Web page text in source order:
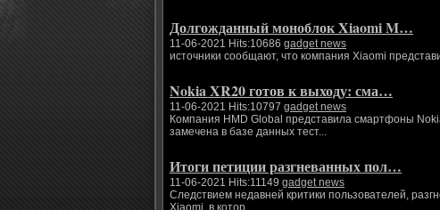
Долгожданный моноблок Xiaomi M…
11-06-2021 Hits:10686 gadget news
источники сообщают, что компания Xiaomi
Nokia XR20 готов к выходу: сма…
11-06-2021 Hits:10797 gadget news
Компания HMD Global представила смартфоны
замечена в базе данных тест...
Итоги петиции разгневанных пол…
11-06-2021 Hits:11149 gadget news
Следствием недавней критики пользователей,
Xiaomi, в котор...